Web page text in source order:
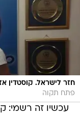
חזר לישראל. קוסטדין
פתח תקוה
עכשיו זה רשמי: